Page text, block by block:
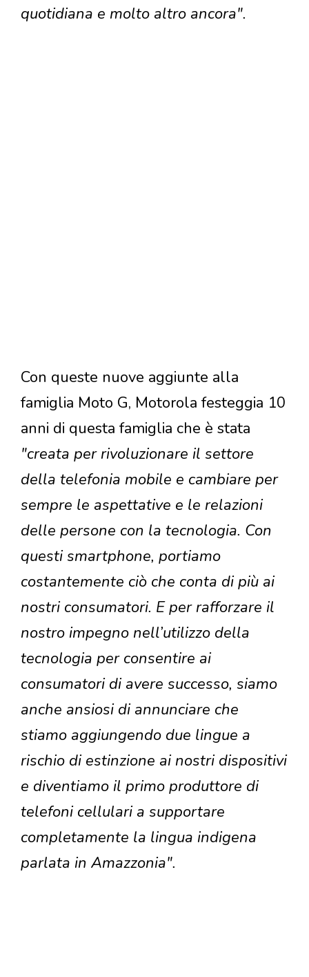
quotidiana e molto altro ancora".
Con queste nuove aggiunte alla
famiglia Moto G, Motorola festeggia 10
anni di questa famiglia che è stata
"creata per rivoluzionare il settore
della telefonia mobile e cambiare per
sempre le aspettative e le relazioni
delle persone con la tecnologia. Con
questi smartphone, portiamo
costantemente ciò che conta di più ai
nostri consumatori. E per rafforzare il
nostro impegno nell’utilizzo della
tecnologia per consentire ai
consumatori di avere successo, siamo
anche ansiosi di annunciare che
stiamo aggiungendo due lingue a
rischio di estinzione ai nostri dispositivi
e diventiamo il primo produttore di
telefoni cellulari a supportare
completamente la lingua indigena
parlata in Amazzonia".